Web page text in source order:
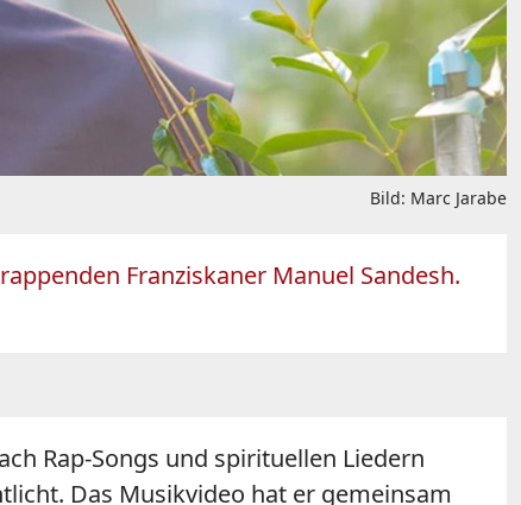
Bild: Marc Jarabe
Franziskaner Manuel Sandesh.
Rap-Songs und spirituellen Liedern
Das Musikvideo hat er gemeinsam